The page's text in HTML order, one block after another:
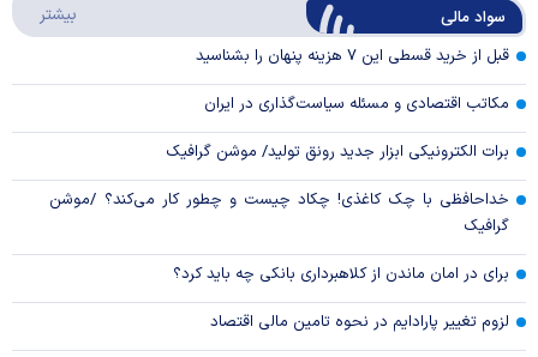
Video
سواد مالی بیشتر
قبل از خرید قسطی این ۷ هزینه پنهان را بشناسید
مکاتب اقتصادی و مسئله سیاست‌گذاری در ایران
برات الکترونیکی ابزار جدید رونق تولید/ موشن گرافیک
خداحافظی با چک کاغذی! چکاد چیست و چطور کار می‌کند؟ /موشن
گرافیک
برای در امان ماندن از کلاهبرداری بانکی چه باید کرد؟
لزوم تغییر پارادایم در نحوه تامین مالی اقتصاد